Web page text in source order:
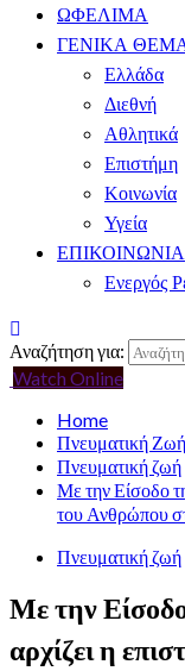
ΩΦΕΛΙΜΑ
ΓΕΝΙΚΑ
Ελλάδα
Διεθνή
Αθλητικά
Επιστήμη
Κοινωνία
Υγεία
ΕΠΙΚΟΙΝΩΝΙΑ
Ενεργός
Αναζήτηση για:
Watch Online
Home
Πνευματική
Πνευματική ζωή
Με την Είσοδο
του Ανθρώπου
Πνευματική ζωή
Με την
αρχίζει η